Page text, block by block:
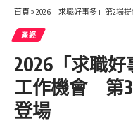
首頁 » 2026「求職好事多」第2場
產經
2026「求職
工作機會 第3
登場